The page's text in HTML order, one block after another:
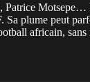
Patrice
Sa plume peut
africain, sans